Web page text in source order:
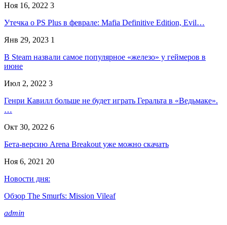
Ноя 16, 2022 3
Утечка о PS Plus в феврале: Mafia Definitive Edition, Evil…
Янв 29, 2023 1
В Steam назвали самое популярное «железо» у геймеров в
июне
Июл 2, 2022 3
Генри Кавилл больше не будет играть Геральта в «Ведьмаке».
…
Окт 30, 2022 6
Бета-версию Arena Breakout уже можно скачать
Ноя 6, 2021 20
Новости дня:
Обзор The Smurfs: Mission Vileaf
admin